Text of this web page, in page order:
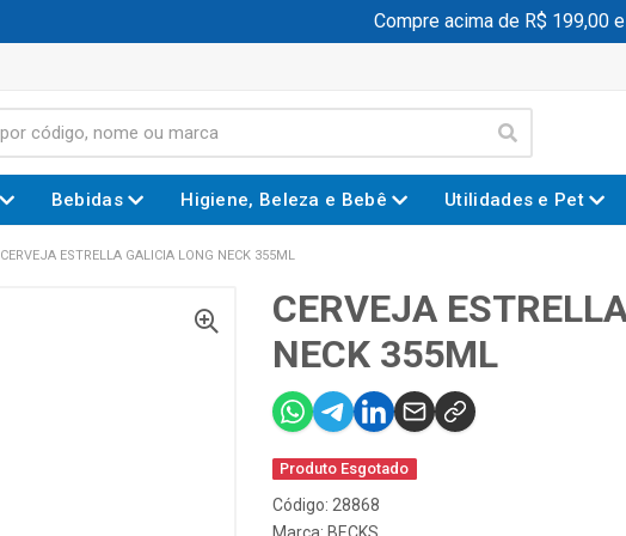
Compre acima de R$ 199,00 e
Bebidas Higiene, Beleza e Bebê Utilidades e Pet
CERVEJA ESTRELLA GALICIA LONG NECK 355ML
CERVEJA
NECK 355ML
Produto Esgotado
Código: 28868